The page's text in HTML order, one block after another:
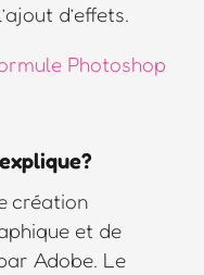
d’effets.
Photoshop
création
et de
Adobe. Le